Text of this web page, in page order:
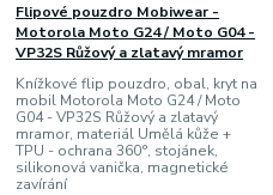
Flipové pouzdro Mobiwear -
Motorola Moto G24 / Moto G04 -
VP32S Růžový a zlatavý mramor
Knížkové flip pouzdro, obal, kryt na
mobil Motorola Moto G24 / Moto
G04 - VP32S Růžový a zlatavý
mramor, materiál Umělá kůže +
TPU - ochrana 360°, stojánek,
silikonová vanička, magnetické
zavírání